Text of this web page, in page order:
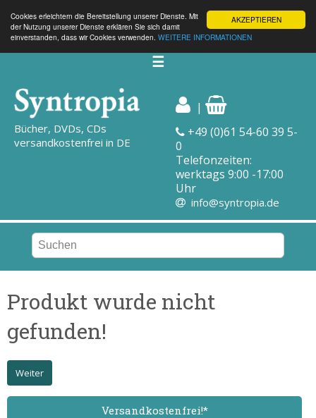
AKZEPTIEREN
Cookies erleichtern die Bereitstellung unserer Dienste. Mit
der Nutzung unserer Dienste erklären Sie sich damit
einverstanden, dass wir Cookies verwenden. WEITERE INFORMATIONEN
☰
Bücher, DVDs, CDs
versandkostenfrei in DE
|
+49 (0)61 54-60 39 5-
0
Telefonzeiten:
werktags 9:00 -17:00
Uhr
info@syntropia.de
Produkt wurde nicht
gefunden!
Weiter
Versand­kostenfrei!*